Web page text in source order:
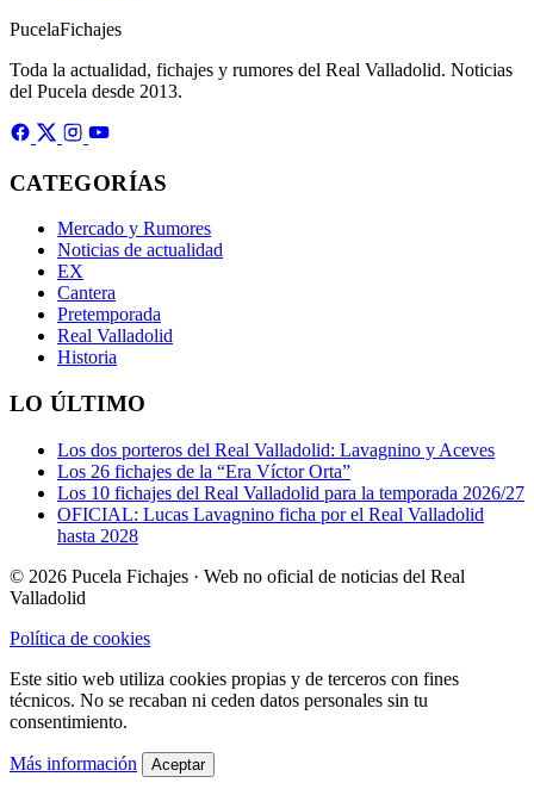
PucelaFichajes
Toda la actualidad, fichajes y rumores del Real Valladolid. Noticias
del Pucela desde 2013.
CATEGORÍAS
Mercado y Rumores
Noticias de actualidad
EX
Cantera
Pretemporada
Real Valladolid
Historia
LO ÚLTIMO
Los dos porteros del Real Valladolid: Lavagnino y Aceves
Los 26 fichajes de la “Era Víctor Orta”
Los 10 fichajes del Real Valladolid para la temporada 2026/27
OFICIAL: Lucas Lavagnino ficha por el Real Valladolid
hasta 2028
© 2026 Pucela Fichajes · Web no oficial de noticias del Real
Valladolid
Política de cookies
Este sitio web utiliza cookies propias y de terceros con fines
técnicos. No se recaban ni ceden datos personales sin tu
consentimiento.
Más información Aceptar